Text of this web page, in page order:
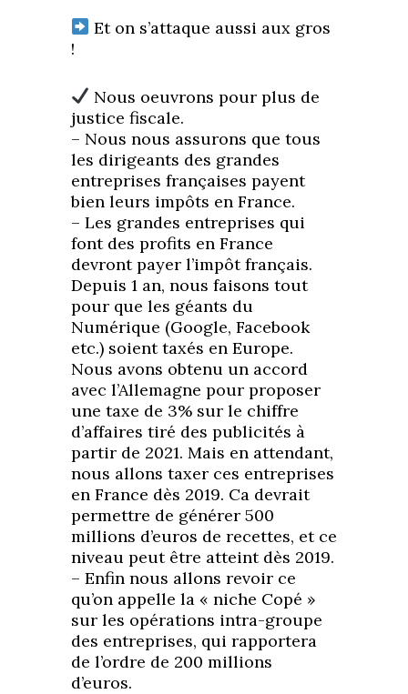
Et on s’attaque aussi aux gros
!
Nous oeuvrons pour plus de
justice fiscale.
– Nous nous assurons que tous
les dirigeants des grandes
entreprises françaises payent
bien leurs impôts en France.
– Les grandes entreprises qui
font des profits en France
devront payer l’impôt français.
Depuis 1 an, nous faisons tout
pour que les géants du
Numérique (Google, Facebook
etc.) soient taxés en Europe.
Nous avons obtenu un accord
avec l’Allemagne pour proposer
une taxe de 3% sur le chiffre
d’affaires tiré des publicités à
partir de 2021. Mais en attendant,
nous allons taxer ces entreprises
en France dès 2019. Ca devrait
permettre de générer 500
millions d’euros de recettes, et ce
niveau peut être atteint dès 2019.
– Enfin nous allons revoir ce
qu’on appelle la « niche Copé »
sur les opérations intra-groupe
des entreprises, qui rapportera
de l’ordre de 200 millions
d’euros.